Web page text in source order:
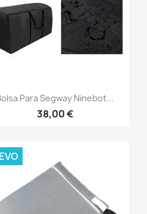
Vista rápida
Para Segway Ninebot...
38,00 €